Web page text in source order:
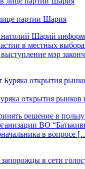
партии Шария
Шарий
в местных
мэр
открытия рынков
решение в
ВО
в вопросе